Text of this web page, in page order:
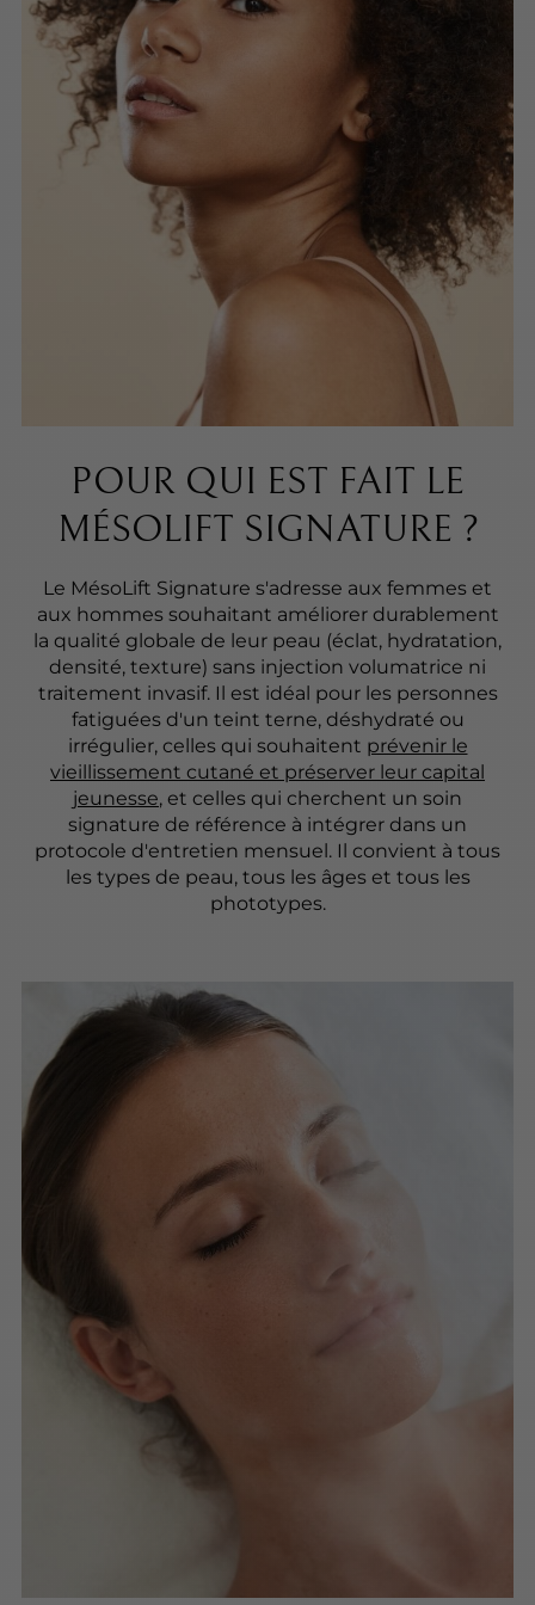
POUR QUI EST FAIT LE
MÉSOLIFT SIGNATURE ?
Le MésoLift Signature s'adresse aux femmes et
aux hommes souhaitant améliorer durablement
la qualité globale de leur peau (éclat, hydratation,
densité, texture) sans injection volumatrice ni
traitement invasif. Il est idéal pour les personnes
fatiguées d'un teint terne, déshydraté ou
irrégulier, celles qui souhaitent prévenir le
vieillissement cutané et préserver leur capital
jeunesse, et celles qui cherchent un soin
signature de référence à intégrer dans un
protocole d'entretien mensuel. Il convient à tous
les types de peau, tous les âges et tous les
phototypes.